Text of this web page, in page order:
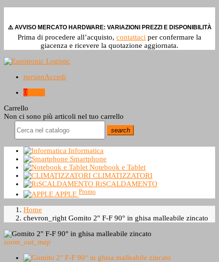
⚠️ AVVISO MERCATO HARDWARE: VARIAZIONI PREZZI E DISPONIBILITÀ
Prima di procedere all’acquisto, contattaci per confermare la
giacenza e ricevere la quotazione aggiornata.
personAccedi
0
Carrello
Non ci sono più articoli nel tuo carrello
search
Informatica
Smartphone
Notebook e Tablet
CLIMATIZZATORI
RiSCALDAMENTO
APPLE Promo
Home
chevron_right Gomito 2'' F-F 90° in ghisa malleabile zincato
zoom_out_map